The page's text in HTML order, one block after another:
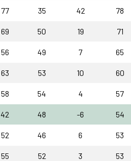
77 35 42 78
69 50 19 71
56 49 7 65
63 53 10 60
58 54 4 57
42 48 -6 54
52 46 6 53
55 52 3 53